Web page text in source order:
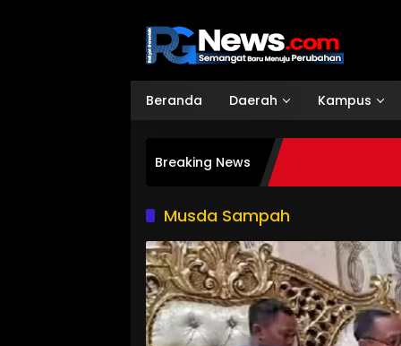
Beranda Daerah Kampus
Breaking News
Musda Sampah